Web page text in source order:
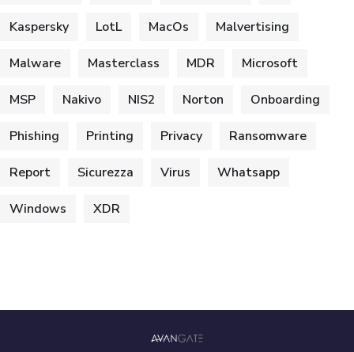
Kaspersky LotL MacOs Malvertising
Malware Masterclass MDR Microsoft
MSP Nakivo NIS2 Norton Onboarding
Phishing Printing Privacy Ransomware
Report Sicurezza Virus Whatsapp
Windows XDR